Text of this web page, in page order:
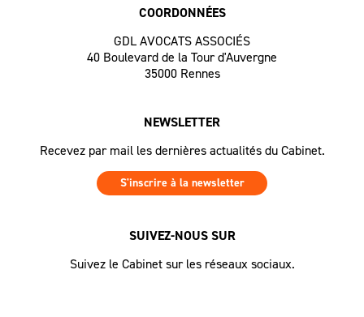
COORDONNÉES
GDL AVOCATS ASSOCIÉS
40 Boulevard de la Tour d'Auvergne
35000 Rennes
NEWSLETTER
Recevez par mail les dernières actualités du Cabinet.
S'inscrire à la newsletter
SUIVEZ-NOUS SUR
Suivez le Cabinet sur les réseaux sociaux.